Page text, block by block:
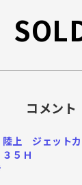
コメント
上 ジェットカ
５Ｈ